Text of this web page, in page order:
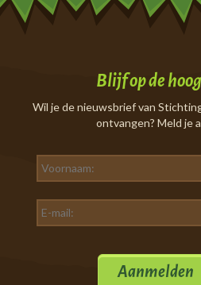
Blijf op de
Wil je de nieuwsbrief van
ontvangen? Meld je
Aanmelden